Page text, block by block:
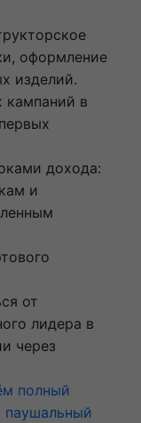
оформление
изделий.
кампаний в
дохода:
и
от
лидера в
через
полный
паушальный